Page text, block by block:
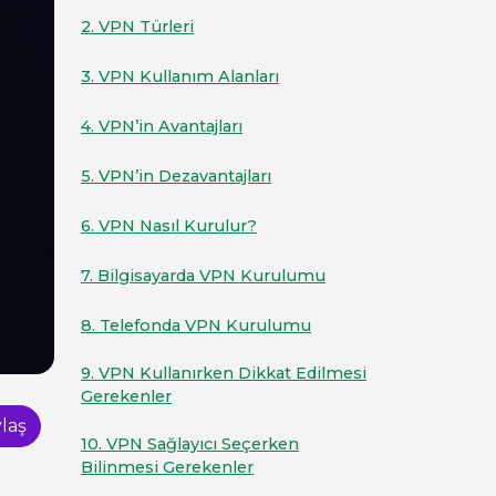
2. VPN Türleri
3. VPN Kullanım Alanları
4. VPN’in Avantajları
5. VPN’in Dezavantajları
6. VPN Nasıl Kurulur?
7. Bilgisayarda VPN Kurulumu
8. Telefonda VPN Kurulumu
9. VPN Kullanırken Dikkat Edilmesi
Gerekenler
10. VPN Sağlayıcı Seçerken
Bilinmesi Gerekenler